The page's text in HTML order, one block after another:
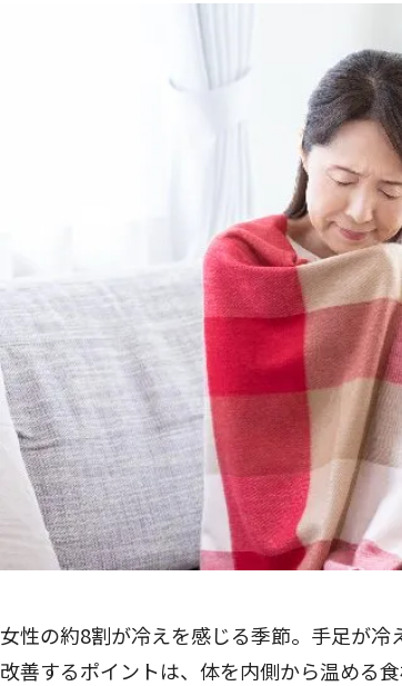
女性の約8割が冷えを感じる季節。手足が
改善するポイントは、体を内側から温める